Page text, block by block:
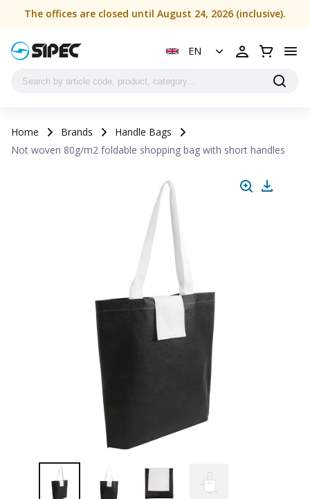
The offices are closed until August 24, 2026 (inclusive).
EN
Home Brands
Handle Bags
Not woven 80g/m2 foldable shopping bag with short handles